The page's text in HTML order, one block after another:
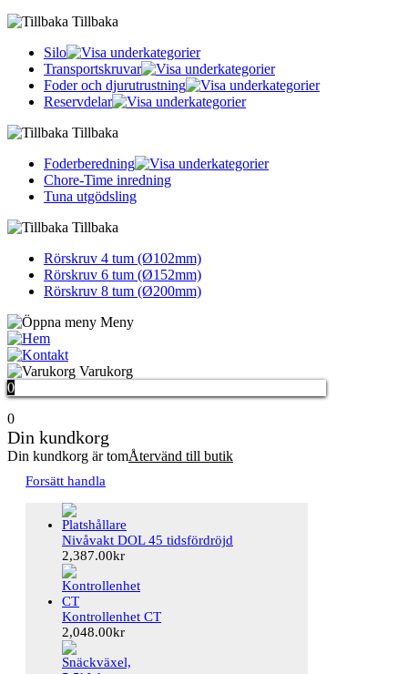
Tillbaka
Silo
Transportskruvar
Foder och djurutrustning
Reservdelar
Tillbaka
Foderberedning
Chore-Time inredning
Tuna utgödsling
Tillbaka
Rörskruv 4 tum (Ø102mm)
Rörskruv 6 tum (Ø152mm)
Rörskruv 8 tum (Ø200mm)
Meny
Varukorg
0
0
Din kundkorg
Din kundkorg är tomÅtervänd till butik
Forsätt handla
Nivåvakt DOL 45 tidsfördröjd
2,387.00kr
Kontrollenhet CT
2,048.00kr